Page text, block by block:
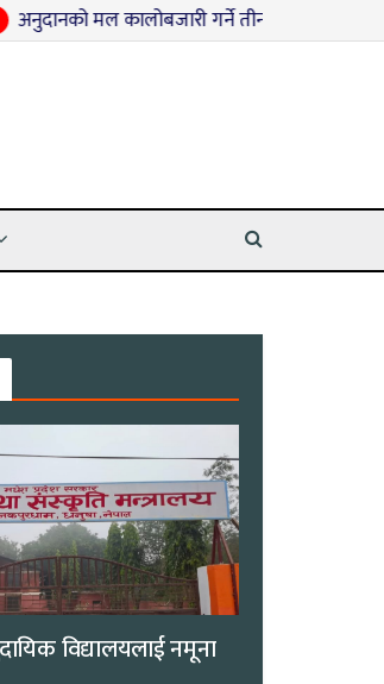
गर्ने तीन जना पक्राउ
विद्यालयलाई नमूना